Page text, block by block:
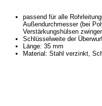
passend für alle
Außendurchmesser (bei
Verstärkungshülsen
Schlüsselweite der
Länge: 35 mm
Material: Stahl verzinkt,